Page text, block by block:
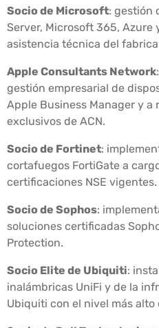
Socio de Microsoft: gestión
Server, Microsoft 365, Azure
asistencia técnica del
Apple Consultants Network
gestión empresarial de
Apple Business Manager y a
exclusivos de ACN.
Socio de Fortinet:
cortafuegos FortiGate a
certificaciones NSE vigentes.
Socio de Sophos:
soluciones certificadas
Protection.
Socio Elite de Ubiquiti:
inalámbricas UniFi y de la
Ubiquiti con el nivel más